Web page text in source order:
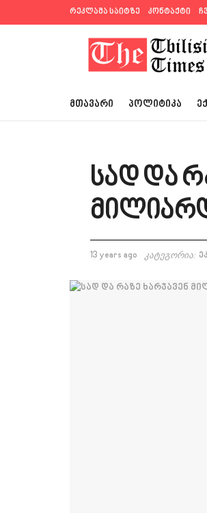
რეკლამა საიტზე კონტაქტი
ᲛᲗᲐᲕᲐᲠᲘ ᲞᲝᲚᲘᲢᲘᲙᲐ
სად და
13 years ago კატეგორია: